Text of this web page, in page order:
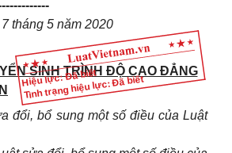
Hiệu lực: Đã biết
Tình trạng hiệu lực: Đã biết
tháng 5 năm 2020
SINH TRÌNH ĐỘ CAO ĐẲNG
đổi, bổ sung một số điều của Luật